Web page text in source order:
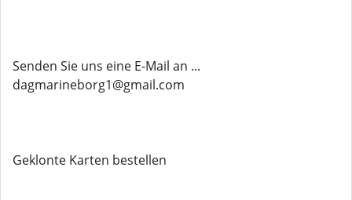
Senden Sie uns eine E-Mail an ...
dagmarineborg1@gmail.com
Geklonte Karten bestellen